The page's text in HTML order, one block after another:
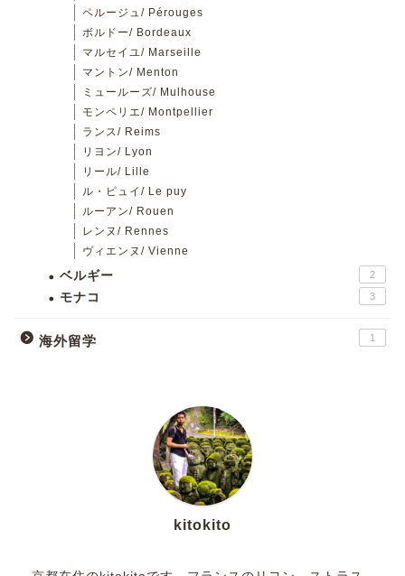
ペルージュ/ Pérouges
ボルドー/ Bordeaux
マルセイユ/ Marseille
マントン/ Menton
ミュールーズ/ Mulhouse
モンペリエ/ Montpellier
ランス/ Reims
リヨン/ Lyon
リール/ Lille
ル・ピュイ/ Le puy
ルーアン/ Rouen
レンヌ/ Rennes
ヴィエンヌ/ Vienne
ベルギー 2
モナコ 3
海外留学 1
kitokito